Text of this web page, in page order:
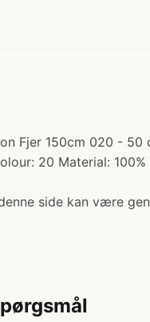
Fjer 150cm 020 -
20 Material:
side kan være